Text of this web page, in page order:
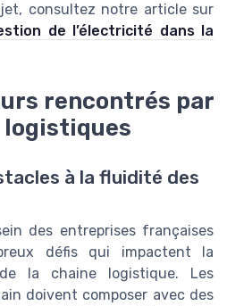
consultez notre article sur
de l’électricité dans la
rencontrés par
à la fluidité des
des entreprises françaises
défis qui impactent la
la chaine logistique. Les
doivent composer avec des